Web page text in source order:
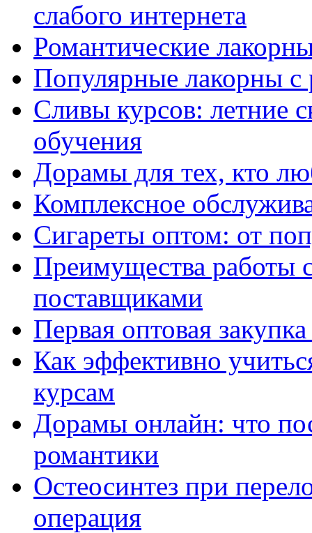
слабого интернета
Романтические
Популярные лакорны с
Сливы курсов: летние
обучения
Дорамы для тех, кто
Комплексное
Сигареты оптом: от
Преимущества работы
поставщиками
Первая оптовая
Как эффективно
курсам
Дорамы онлайн: что
романтики
Остеосинтез при
операция